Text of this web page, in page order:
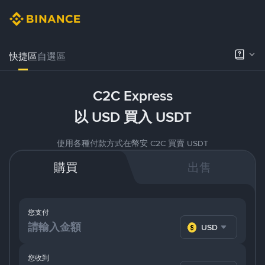
快捷區自選區
C2C Express
以 USD 買入 USDT
使用各種付款方式在幣安 C2C 買賣 USDT
購買 出售
您支付
USD
您收到